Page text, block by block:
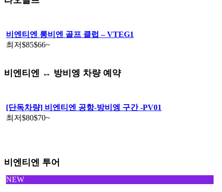
비엔티엔 롱비엔 골프 클럽 – VTEG1
최저$85$66~
비엔티엔 ↔️ 방비엥 차량 예약
[단독차량] 비엔티엔 공항-방비엥 구간 -PV01
최저$80$70~
비엔티엔 투어
NEW